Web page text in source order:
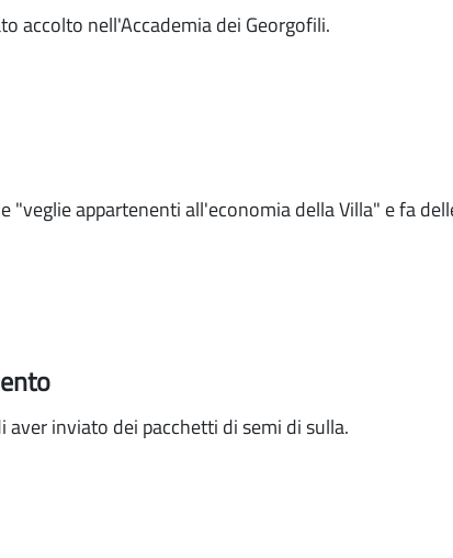
accolto nell'Accademia dei Georgofili.
appartenenti all'economia della Villa" e fa
inviato dei pacchetti di semi di sulla.